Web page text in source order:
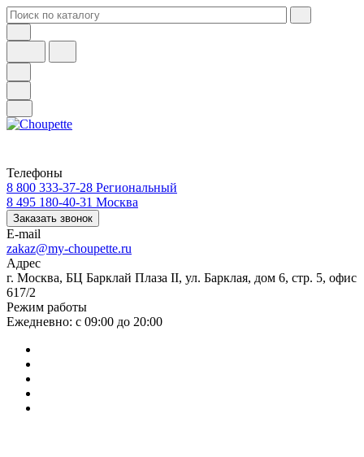
Телефоны
8 800 333-37-28 Региональный
8 495 180-40-31 Москва
Заказать звонок
E-mail
zakaz@my-choupette.ru
Адрес
г. Москва, БЦ Барклай Плаза II, ул. Барклая, дом 6, стр. 5, офис
617/2
Режим работы
Ежедневно: с 09:00 до 20:00